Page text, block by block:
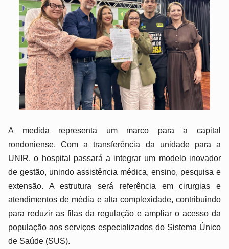
A medida representa um marco para a capital
rondoniense. Com a transferência da unidade para a
UNIR, o hospital passará a integrar um modelo inovador
de gestão, unindo assistência médica, ensino, pesquisa e
extensão. A estrutura será referência em cirurgias e
atendimentos de média e alta complexidade, contribuindo
para reduzir as filas da regulação e ampliar o acesso da
população aos serviços especializados do Sistema Único
de Saúde (SUS).